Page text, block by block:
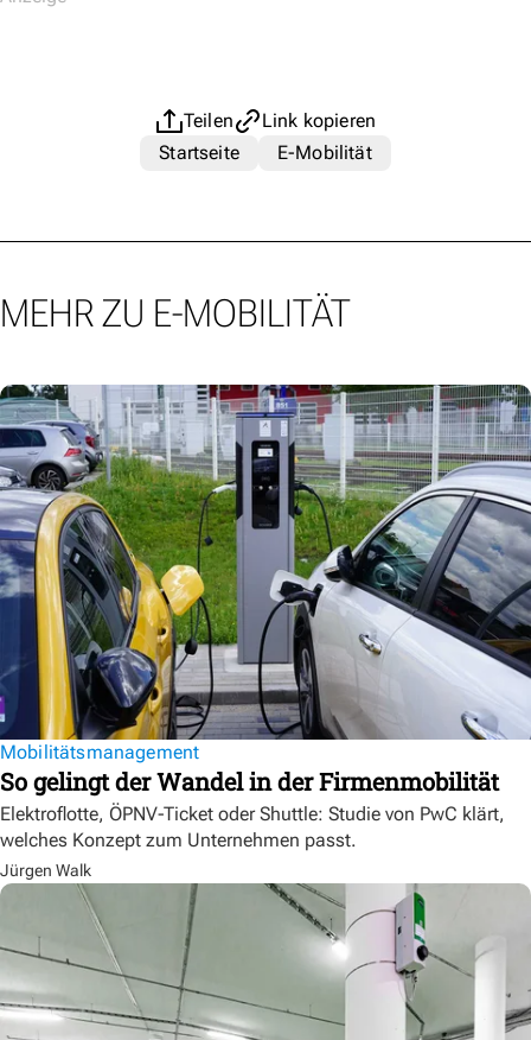
Teilen
Link kopieren
Startseite
E-Mobilität
MEHR ZU E-MOBILITÄT
Mobilitätsmanagement
So gelingt der Wandel in der Firmenmobilität
Elektroflotte, ÖPNV-Ticket oder Shuttle: Studie von PwC klärt,
welches Konzept zum Unternehmen passt.
Jürgen Walk